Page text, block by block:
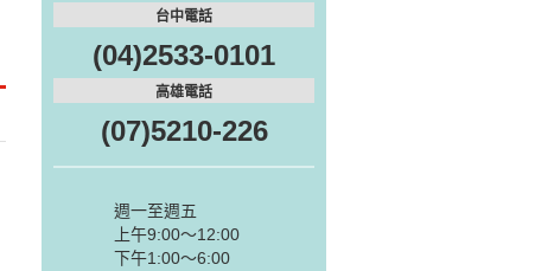
台中電話
(04)2533-0101
高雄電話
(07)5210-226
週一至週五
上午9:00～12:00
下午1:00～6:00